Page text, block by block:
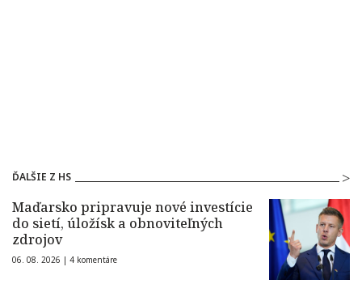
ĎALŠIE Z HS
Maďarsko pripravuje nové investície
do sietí, úložísk a obnoviteľných
zdrojov
06. 08. 2026 | 4 komentáre